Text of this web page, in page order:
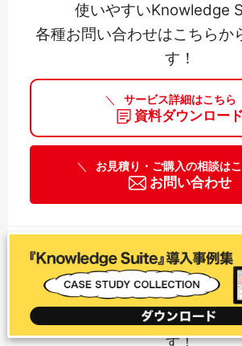
使いやすいKnowledge
各種お問い合わせはこちらか
す！
＼ サービス詳細はこちら
資料ダウンロード
＼ お見積り・ご購入の相談は
お問い合わせ
なぜ累計7,500社の企業が
導入理由、効果などがわか
（PDF）はこちらからダウン
す！